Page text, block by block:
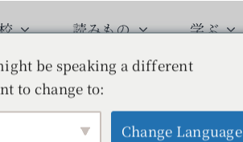
読みもの 学ぶ
be speaking a different
to change to:
Change Language